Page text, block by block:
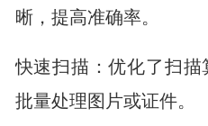
晰，提高准确率。
快速扫描：优化了扫
批量处理图片或证件。